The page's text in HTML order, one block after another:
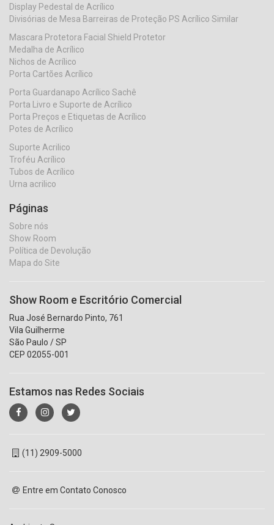
Display Pedestal de Acrílico
Divisórias de Mesa Barreiras de Proteção PS Acrílico Similar
Mascara Protetora Facial Shield Protetor
Medalha de Acrílico
Nichos de Acrílico
Porta Cartões Acrílico
Porta Guardanapo Acrílico Sachê
Porta Livro e Suporte de Acrílico
Porta Preços e Etiquetas de Acrílico
Potes de Acrílico
Suporte Acrilico
Troféu Acrílico
Tubos de Acrílico
Urna acrilico
Páginas
Sobre nós
Show Room
Política de Devolução
Mapa do Site
Show Room e Escritório Comercial
Rua José Bernardo Pinto, 761
Vila Guilherme
São Paulo / SP
CEP 02055-001
Estamos nas Redes Sociais
(11) 2909-5000
Entre em Contato Conosco